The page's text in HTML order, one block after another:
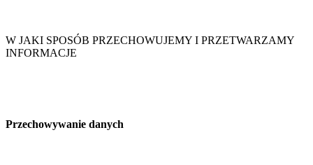
W JAKI SPOSÓB PRZECHOWUJEMY I PRZETWARZAMY
INFORMACJE
Przechowywanie danych